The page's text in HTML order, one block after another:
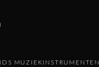
MUZIEKINSTRUMENTEN